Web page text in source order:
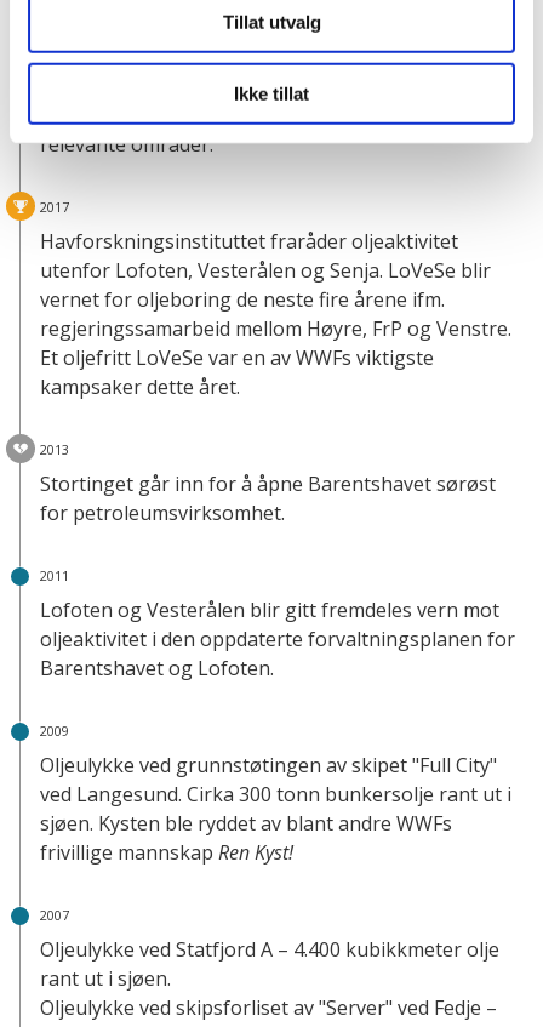
Tillat utvalg
Ikke tillat
funn, nord for områder der det i dag er åpnet for
petroleumsvirksomhet, om å raskt vurdere hvordan
man best ivaretar norske interesser, herunder
behovet for å starte en åpningsprosess for
relevante områder.
2017
Havforskningsinstituttet fraråder oljeaktivitet
utenfor Lofoten, Vesterålen og Senja. LoVeSe blir
vernet for oljeboring de neste fire årene ifm.
regjeringssamarbeid mellom Høyre, FrP og Venstre.
Et oljefritt LoVeSe var en av WWFs viktigste
kampsaker dette året.
2013
Stortinget går inn for å åpne Barentshavet sørøst
for petroleumsvirksomhet.
2011
Lofoten og Vesterålen blir gitt fremdeles vern mot
oljeaktivitet i den oppdaterte forvaltningsplanen for
Barentshavet og Lofoten.
2009
Oljeulykke ved grunnstøtingen av skipet "Full City"
ved Langesund. Cirka 300 tonn bunkersolje rant ut i
sjøen. Kysten ble ryddet av blant andre WWFs
frivillige mannskap Ren Kyst!
2007
Oljeulykke ved Statfjord A – 4.400 kubikkmeter olje
rant ut i sjøen.
Oljeulykke ved skipsforliset av "Server" ved Fedje –